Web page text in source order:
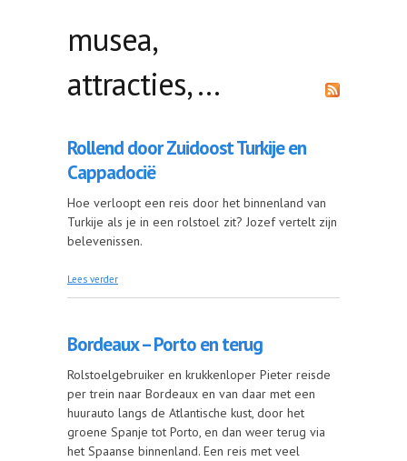
musea,
attracties, ...
Rollend door Zuidoost Turkije en
Cappadocië
Hoe verloopt een reis door het binnenland van
Turkije als je in een rolstoel zit? Jozef vertelt zijn
belevenissen.
Lees verder
Bordeaux – Porto en terug
Rolstoelgebruiker en krukkenloper Pieter reisde
per trein naar Bordeaux en van daar met een
huurauto langs de Atlantische kust, door het
groene Spanje tot Porto, en dan weer terug via
het Spaanse binnenland. Een reis met veel